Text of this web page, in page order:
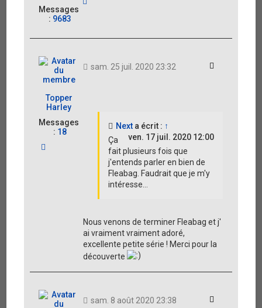
Messages
: 9683
Topper
Harley
Messages
: 18
sam. 25 juil. 2020 23:32
Nexta écrit : ↑
ven. 17 juil. 2020 12:00
Ça
fait plusieurs fois que
j'entends parler en bien de
Fleabag. Faudrait que je m'y
intéresse...
Nous venons de terminer Fleabag et j'
ai vraiment vraiment adoré,
excellente petite série ! Merci pour la
découverte
sam. 8 août 2020 23:38